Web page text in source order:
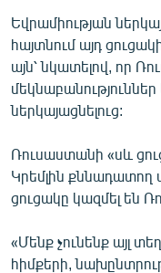
«Ազատության»
Եվրամիության
հայտնում այդ
այն՝ նկատելով, որ
ներկայացնելուց:
Ռուսաստանի «սև
Կրեմլին քննադատող
ցուցակը կազմել են
«Մենք չունենք այլ
հիմքերի,